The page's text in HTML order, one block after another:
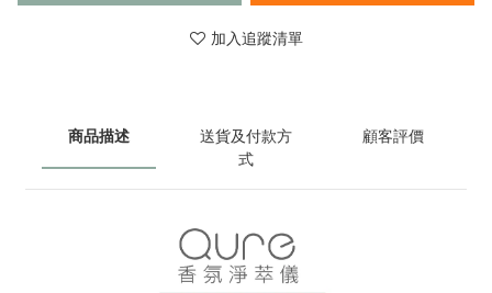
加入追蹤清單
商品描述
送貨及付款方
式
顧客評價